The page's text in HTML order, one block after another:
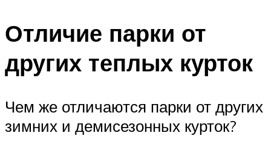
Отличие парки от
других теплых курток
Чем же отличаются парки от других
зимних и демисезонных курток?